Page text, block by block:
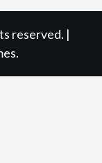
reserved. |